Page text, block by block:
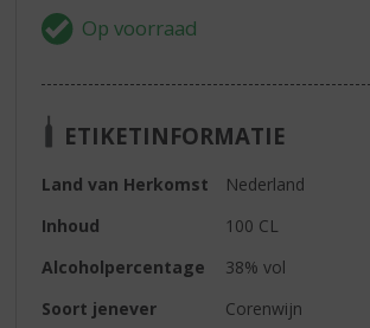
ETIKETINFORMATIE
Land van Herkomst
Nederland
Inhoud
100 CL
Alcoholpercentage
38% vol
Soort jenever
Corenwijn